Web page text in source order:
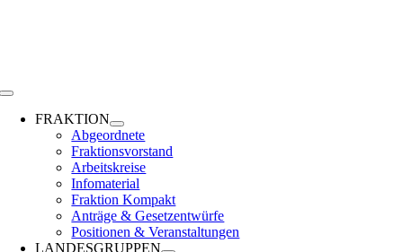
Toggle
NavigationFRAKTION
Abgeordnete
Fraktionsvorstand
Arbeitskreise
Infomaterial
Fraktion Kompakt
Anträge & Gesetzentwürfe
Positionen & Veranstaltungen
LANDESGRUPPEN